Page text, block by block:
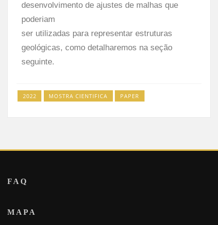
desenvolvimento de ajustes de malhas que
poderiam
ser utilizadas para representar estruturas
geológicas, como detalharemos na seção
seguinte.
2022 MOSTRA CIENTIFICA PAPER
FAQ
MAPA